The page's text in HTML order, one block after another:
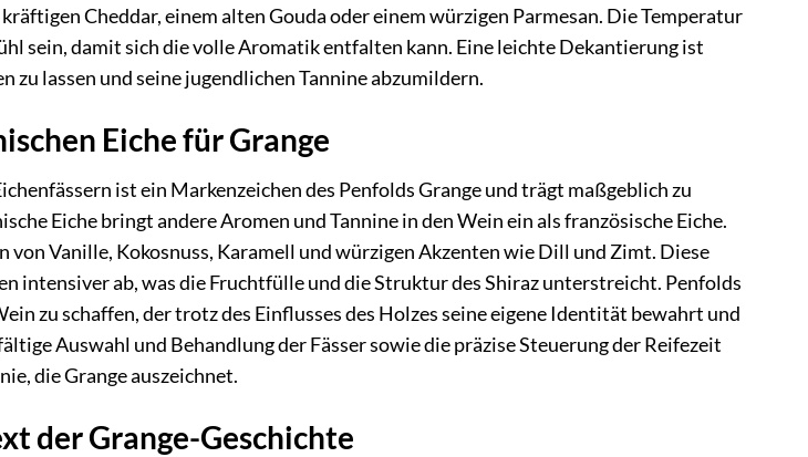
Cheddar, einem alten Gouda oder einem würzigen Parmesan. Die Temperatur
sein, damit sich die volle Aromatik entfalten kann. Eine leichte Dekantierung ist
zu lassen und seine jugendlichen Tannine abzumildern.
Eiche für Grange
ist ein Markenzeichen des Penfolds Grange und trägt maßgeblich zu
Eiche bringt andere Aromen und Tannine in den Wein ein als französische Eiche.
Vanille, Kokosnuss, Karamell und würzigen Akzenten wie Dill und Zimt. Diese
intensiver ab, was die Fruchtfülle und die Struktur des Shiraz unterstreicht. Penfolds
zu schaffen, der trotz des Einflusses des Holzes seine eigene Identität bewahrt und
Auswahl und Behandlung der Fässer sowie die präzise Steuerung der Reifezeit
die Grange auszeichnet.
der Grange-Geschichte